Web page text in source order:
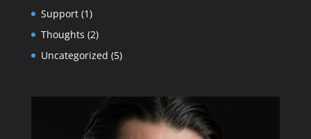
Support(1)
Thoughts (2)
Uncategorized (5)